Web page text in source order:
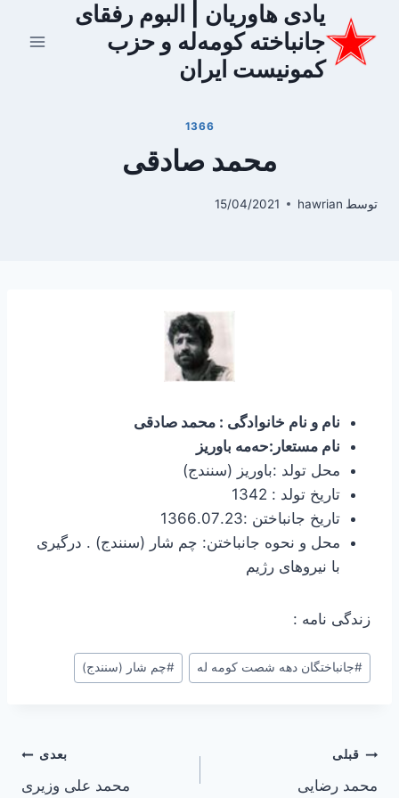
محتوا
یادی هاوریان | البوم رفقای
جانباخته کومه‌له و حزب
کمونیست ایران
1366
محمد صادقی
توسط hawrian
15/04/2021
نام و نام خانوادگی : محمد صادقی
نام مستعار:حه‌مه‌ باوریز
محل تولد :باوریز (سنندج)
تاریخ تولد : 1342
تاریخ جانباختن :1366.07.23
محل و نحوه جانباختن: چم شار (سنندج) . درگیری
با نیروهای رژیم
زندگی نامه :
#جانباختگان دهه شصت کومه له #چم شار (سنندج)
راهبری
قبلی
محمد رضایی
بعدی
محمد علی وزیری